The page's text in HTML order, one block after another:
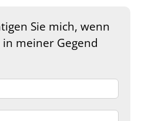
Sie mich, wenn
meiner Gegend